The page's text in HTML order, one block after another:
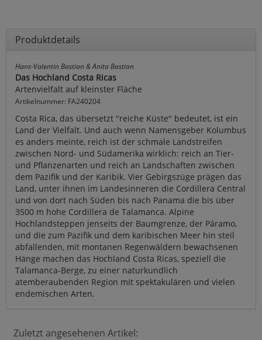
Produktdetails
Hans-Valentin Bastian & Anita Bastian
Das Hochland Costa Ricas
Artenvielfalt auf kleinster Fläche
Artikelnummer: FA240204
Costa Rica, das übersetzt "reiche Küste" bedeutet, ist ein
Land der Vielfalt. Und auch wenn Namensgeber Kolumbus
es anders meinte, reich ist der schmale Landstreifen
zwischen Nord- und Südamerika wirklich: reich an Tier-
und Pflanzenarten und reich an Landschaften zwischen
dem Pazifik und der Karibik. Vier Gebirgszüge prägen das
Land, unter ihnen im Landesinneren die Cordillera Central
und von dort nach Süden bis nach Panama die bis über
3500 m hohe Cordillera de Talamanca. Alpine
Hochlandsteppen jenseits der Baumgrenze, der Páramo,
und die zum Pazifik und dem karibischen Meer hin steil
abfallenden, mit montanen Regenwäldern bewachsenen
Hänge machen das Hochland Costa Ricas, speziell die
Talamanca-Berge, zu einer naturkundlich
atemberaubenden Region mit spektakulären und vielen
endemischen Arten.
Zuletzt angesehenen Artikel: